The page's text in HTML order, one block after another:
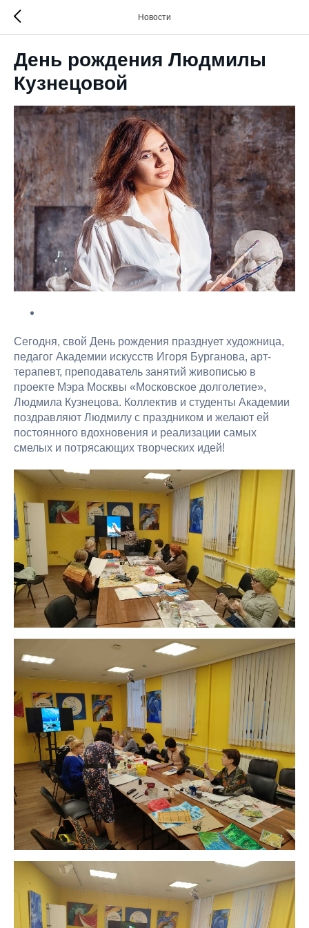
Новости
День рождения Людмилы
Кузнецовой
Сегодня, свой День рождения празднует художница,
педагог Академии искусств Игоря Бурганова, арт-
терапевт, преподаватель занятий живописью в
проекте Мэра Москвы «Московское долголетие»,
Людмила Кузнецова. Коллектив и студенты Академии
поздравляют Людмилу с праздником и желают ей
постоянного вдохновения и реализации самых
смелых и потрясающих творческих идей!